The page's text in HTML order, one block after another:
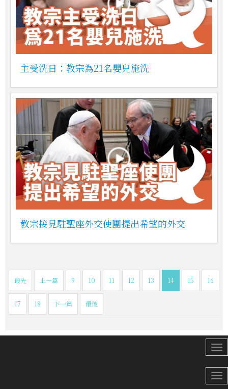
主受洗日：教宗為21名嬰兒施洗
教宗接見駐聖座外交使團提出希望的外交
最先 上一篇 9 10 11 12 13 14 15 16
17 18 下一篇 最後